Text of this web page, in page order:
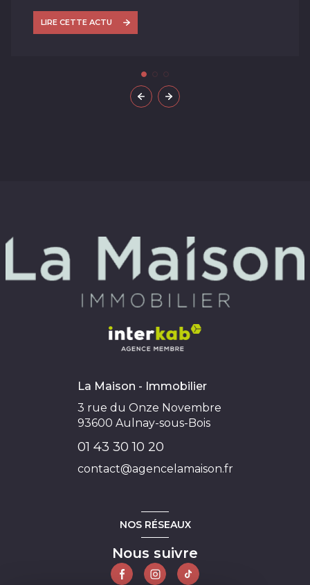
d’effectuer quelques petits travaux et
aménagements destinés à rendre séduisante
LIRE CETTE ACTU
La Maison - Immobilier
3 rue du Onze Novembre
93600 Aulnay-sous-Bois
01 43 30 10 20
contact@agencelamaison.fr
NOS RÉSEAUX
Nous suivre